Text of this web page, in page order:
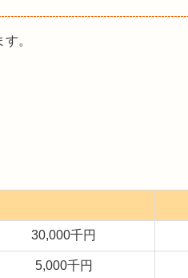
。
30,000千円
5,000千円